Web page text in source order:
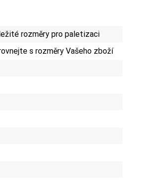
rozměry pro paletizaci
s rozměry Vašeho zboží